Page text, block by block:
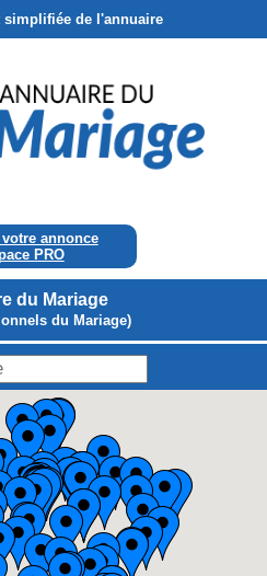
de l'annuaire
annonce
PRO
du Mariage
du Mariage)